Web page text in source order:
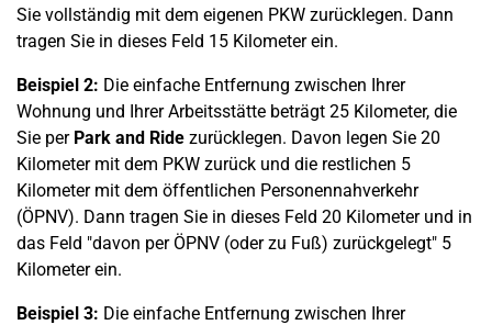
Sie vollständig mit dem eigenen PKW zurücklegen. Dann
tragen Sie in dieses Feld 15 Kilometer ein.
Beispiel 2: Die einfache Entfernung zwischen Ihrer
Wohnung und Ihrer Arbeitsstätte beträgt 25 Kilometer, die
Sie per Park and Ride zurücklegen. Davon legen Sie 20
Kilometer mit dem PKW zurück und die restlichen 5
Kilometer mit dem öffentlichen Personennahverkehr
(ÖPNV). Dann tragen Sie in dieses Feld 20 Kilometer und in
das Feld "davon per ÖPNV (oder zu Fuß) zurückgelegt" 5
Kilometer ein.
Beispiel 3: Die einfache Entfernung zwischen Ihrer